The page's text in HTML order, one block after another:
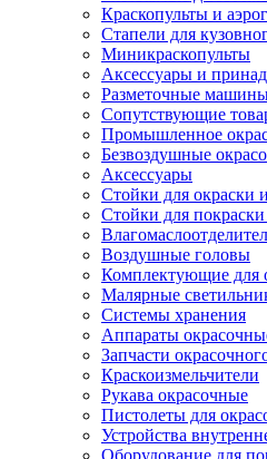
Краскопульты и
Стапели для
Миникраскопульты
Аксессуары и
Разметочные
Сопутствующие
Промышленное
Безвоздушные
Аксессуары
Стойки для окраски
Стойки для
Воздушные головы
Комплектующие для
Малярные
Системы хранения
Аппараты
Запчасти
Краскоизмельчители
Рукава окрасочные
Пистолеты для
Устройства
Оборудование для